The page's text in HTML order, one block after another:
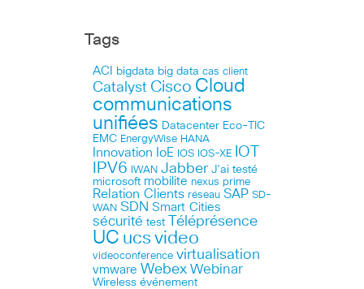
Tags
ACI bigdata big data cas client
Catalyst Cisco Cloud
communications
unifiées Datacenter Eco-TIC
EMC EnergyWise HANA
Innovation IoE IOS IOS-XE IOT
IPV6 IWAN Jabber J’ai testé
microsoft mobilite nexus prime
Relation Clients réseau SAP SD-
WAN SDN Smart Cities
sécurité test Téléprésence
UC ucs video
videoconference virtualisation
vmware Webex Webinar
Wireless événement